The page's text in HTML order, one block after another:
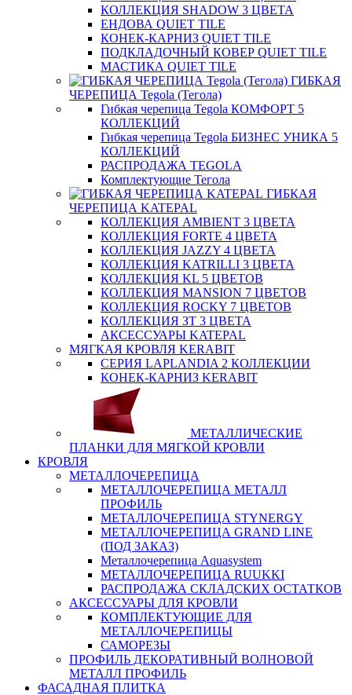
КОЛЛЕКЦИЯ SHADOW 3 ЦВЕТА
ЕНДОВА QUIET TILE
КОНЕК-КАРНИЗ QUIET TILE
ПОДКЛАДОЧНЫЙ КОВЕР QUIET TILE
МАСТИКА QUIET TILE
ГИБКАЯ
ЧЕРЕПИЦА Tegola (Тегола)
Гибкая черепица Tegola КОМФОРТ 5
КОЛЛЕКЦИЙ
Гибкая черепица Tegola БИЗНЕС УНИКА 5
КОЛЛЕКЦИЙ
РАСПРОДАЖА TEGOLA
Комплектующие Тегола
ГИБКАЯ
ЧЕРЕПИЦА KATEPAL
КОЛЛЕКЦИЯ AMBIENT 3 ЦВЕТА
КОЛЛЕКЦИЯ FORTE 4 ЦВЕТА
КОЛЛЕКЦИЯ JAZZY 4 ЦВЕТА
КОЛЛЕКЦИЯ KATRILLI 3 ЦВЕТА
КОЛЛЕКЦИЯ KL 5 ЦВЕТОВ
КОЛЛЕКЦИЯ MANSION 7 ЦВЕТОВ
КОЛЛЕКЦИЯ ROCKY 7 ЦВЕТОВ
КОЛЛЕКЦИЯ ЗТ 3 ЦВЕТА
АКСЕССУАРЫ KATEPAL
МЯГКАЯ КРОВЛЯ KERABIT
СЕРИЯ LAPLANDIA 2 КОЛЛЕКЦИИ
КОНЕК-КАРНИЗ KERABIT
МЕТАЛЛИЧЕСКИЕ
ПЛАНКИ ДЛЯ МЯГКОЙ КРОВЛИ
КРОВЛЯ
МЕТАЛЛОЧЕРЕПИЦА
МЕТАЛЛОЧЕРЕПИЦА МЕТАЛЛ
ПРОФИЛЬ
МЕТАЛЛОЧЕРЕПИЦА STYNERGY
МЕТАЛЛОЧЕРЕПИЦА GRAND LINE
(ПОД ЗАКАЗ)
Металлочерепица Aquasystem
МЕТАЛЛОЧЕРЕПИЦА RUUKKI
РАСПРОДАЖА СКЛАДСКИХ ОСТАТКОВ
АКСЕССУАРЫ ДЛЯ КРОВЛИ
КОМПЛЕКТУЮЩИЕ ДЛЯ
МЕТАЛЛОЧЕРЕПИЦЫ
САМОРЕЗЫ
ПРОФИЛЬ ДЕКОРАТИВНЫЙ ВОЛНОВОЙ
МЕТАЛЛ ПРОФИЛЬ
ФАСАДНАЯ ПЛИТКА